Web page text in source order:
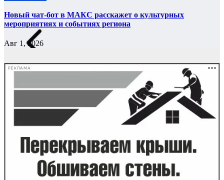
Новый чат-бот в МАКС расскажет о культурных
мероприятиях и событиях региона
Авг 1, 2026
РЕКЛАМА